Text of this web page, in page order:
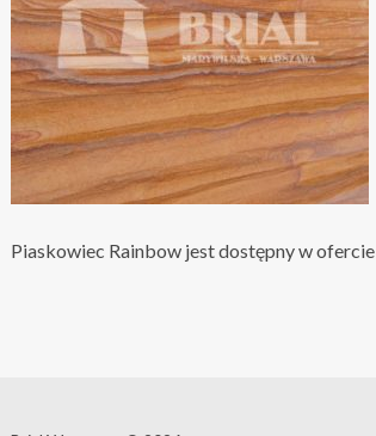
Piaskowiec Rainbow jest dostępny w